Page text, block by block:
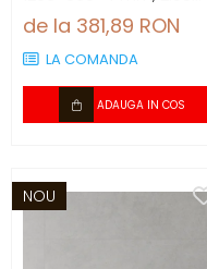
mp/cutie (4 panouri)
de la 381,89 RON
LA COMANDA
ADAUGA IN COS
NOU